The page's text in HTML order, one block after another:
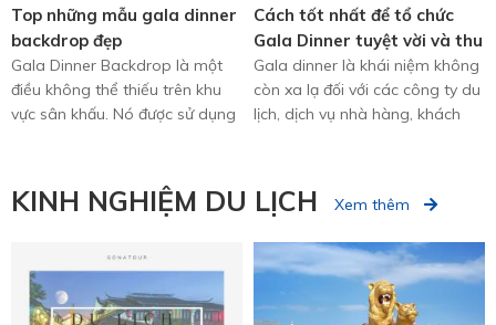
Top những mẫu gala dinner
backdrop đẹp
Gala Dinner Backdrop là một
điều không thể thiếu trên khu
vực sân khấu. Nó được sử dụng
Cách tốt nhất để tổ chức
Gala Dinner tuyệt vời và thu
hút
Gala dinner là khái niệm không
còn xa lạ đối với các công ty du
lịch, dịch vụ nhà hàng, khách
KINH NGHIỆM DU LỊCH Xem thêm